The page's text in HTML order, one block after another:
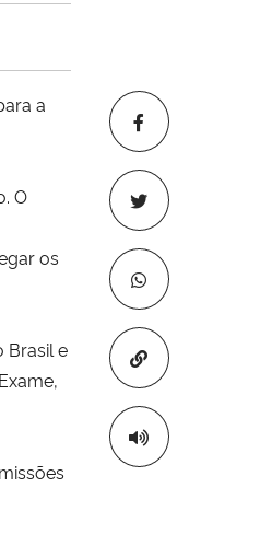
Copiar para
a
O
os
Brasil e